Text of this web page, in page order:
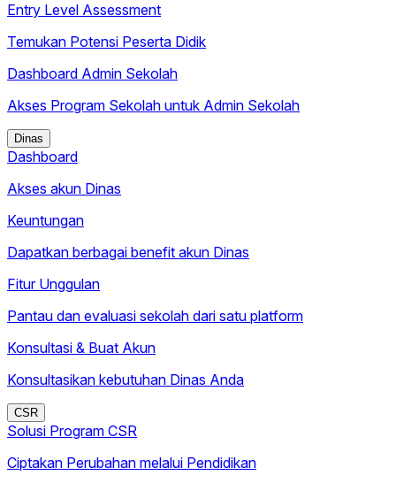
Entry Level Assessment
Temukan Potensi Peserta Didik
Dashboard Admin Sekolah
Akses Program Sekolah untuk Admin Sekolah
Dinas
Dashboard
Akses akun Dinas
Keuntungan
Dapatkan berbagai benefit akun Dinas
Fitur Unggulan
Pantau dan evaluasi sekolah dari satu platform
Konsultasi & Buat Akun
Konsultasikan kebutuhan Dinas Anda
CSR
Solusi Program CSR
Ciptakan Perubahan melalui Pendidikan